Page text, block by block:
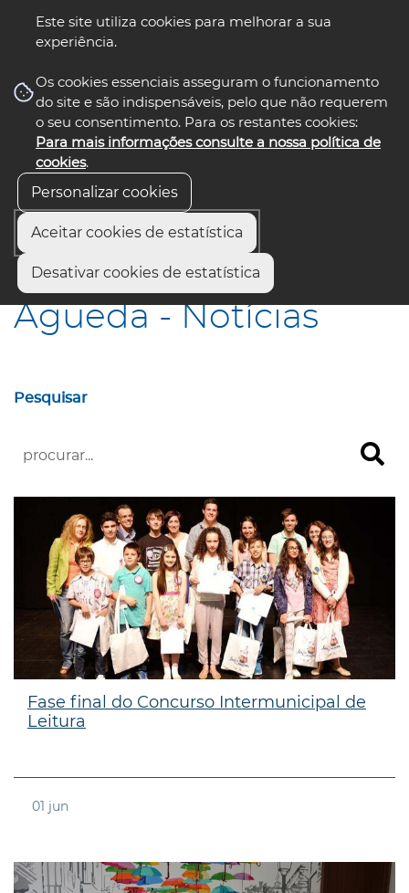
Este site utiliza cookies para melhorar a sua
experiência.
Os cookies essenciais asseguram o funcionamento
do site e são indispensáveis, pelo que não requerem
o seu consentimento. Para os restantes cookies:
Para mais informações consulte a nossa política de
cookies.
Personalizar cookies
Aceitar cookies de estatística
Desativar cookies de estatística
nos select language
Início Águeda - Notícias
Águeda - Notícias
Pesquisar
Fase final do Concurso Intermunicipal de
Leitura
01 jun